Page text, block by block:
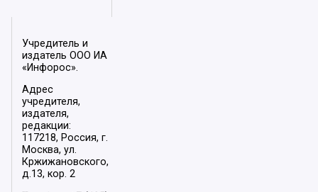
Учредитель и
издатель ООО ИА
«Инфорос».
Адрес
учредителя,
издателя,
редакции:
117218, Россия, г.
Москва, ул.
Кржижановского,
д.13, кор. 2